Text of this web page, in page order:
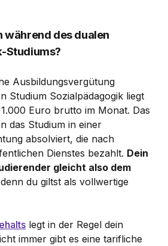
während des dualen
Studiums?
Ausbildungsvergütung
Studium Sozialpädagogik liegt
Euro brutto im Monat. Das
das Studium in einer
absolviert, die nach
Dienstes bezahlt. Dein
gleicht also dem
du giltst als vollwertige
legt in der Regel dein
immer gibt es eine tarifliche